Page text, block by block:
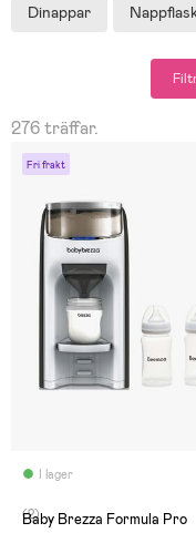
Dinappar
276 träffar.
Fri frakt
I lager
(2)
Baby Brezza Formula Pro